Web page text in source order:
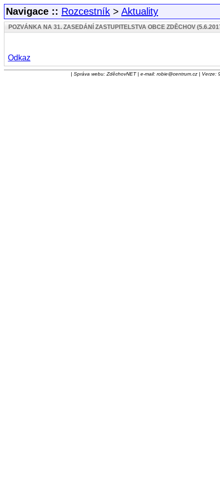
Navigace :: Rozcestník > Aktuality
POZVÁNKA NA 31. ZASEDÁNÍ ZASTUPITELSTVA OBCE ZDĚCHOV
Odkaz
| Správa webu: ZděchovNET | e-mail: robie@centrum.cz |